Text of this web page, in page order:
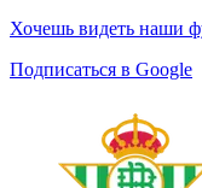
Хочешь видеть наши
Подписаться в Google